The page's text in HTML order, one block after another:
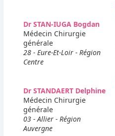
Dr STAN-IUGA Bogdan
Médecin Chirurgie
générale
28 - Eure-Et-Loir - Région
Centre
Dr STANDAERT Delphine
Médecin Chirurgie
générale
03 - Allier - Région
Auvergne